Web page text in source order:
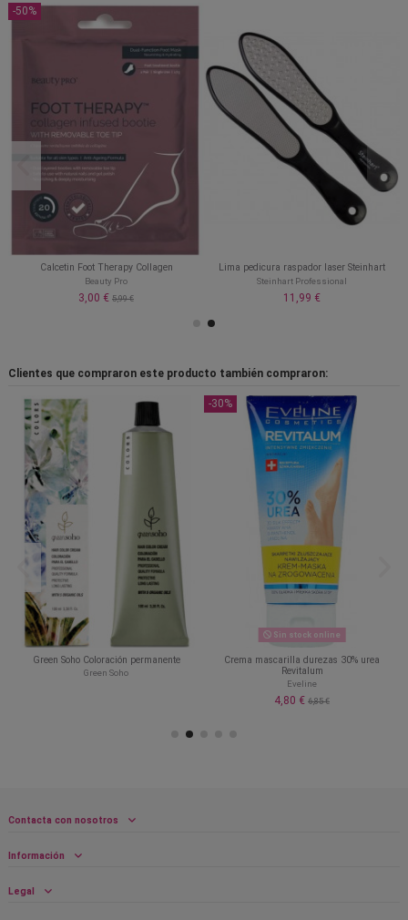
-50%
Calcetin Foot Therapy Collagen
Beauty Pro
3,00 € 5,99 €
Lima pedicura raspador laser Steinhart
Steinhart Professional
11,99 €
Clientes que compraron este producto también compraron:
Green Soho Coloración permanente
Green Soho
-30%
Sin stock online
Crema mascarilla durezas 30% urea
Revitalum
Eveline
4,80 € 6,85 €
Contacta con nosotros
Información
Legal